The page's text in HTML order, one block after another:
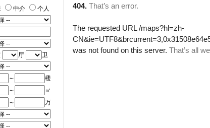
中介
个人
厅
卫
～
楼
～
㎡
～
万